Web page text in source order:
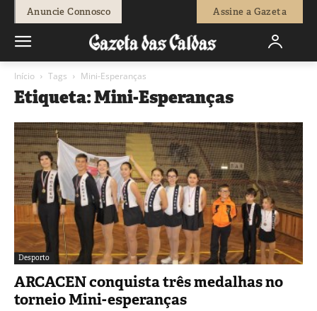
Anuncie Connosco Assine a Gazeta
Início Tags Mini-Esperanças
Etiqueta: Mini-Esperanças
Desporto
ARCACEN conquista três medalhas no
torneio Mini-esperanças